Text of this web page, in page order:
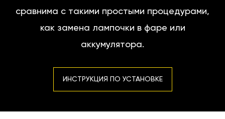
сравнима с такими простыми процедурами,
как замена лампочки в фаре или
аккумулятора.
ИНСТРУКЦИЯ ПО УСТАНОВКЕ